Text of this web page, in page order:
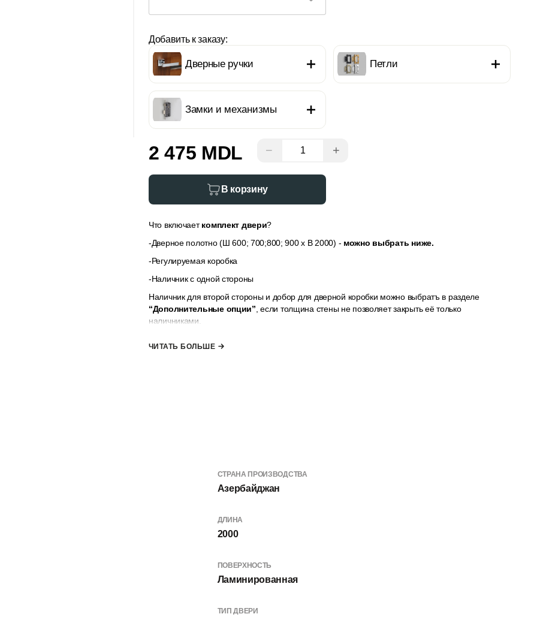
Добавить к заказу:
Дверные ручки Петли
Замки и механизмы
2 475 MDL − +
В корзину
Что включаеткомплект двери?
-Дверное полотно (Ш 600; 700;800; 900 x В 2000) - можно выбрать ниже.
-Регулируемая коробка
-Наличник с одной стороны
Наличник для второй стороны и добор для дверной коробки можно выбратъ в разделе
“Дополнительные опции” , если толщина стены не позволяет закрыть её только
наличниками.
к заказу”
ЧИТАТЬ БОЛЬШЕ
СТРАНА ПРОИЗВОДСТВА
Азербайджан
ДЛИНА
2000
ПОВЕРХНОСТЬ
Ламинированная
ТИП ДВЕРИ